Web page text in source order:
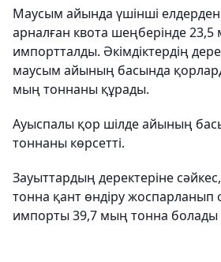
Маусым айында үшінші
арналған квота шеңберінде
импортталды. Әкімдіктердің
маусым айының басында
мың тоннаны құрады.
Ауыспалы қор шілде айының
тоннаны көрсетті.
Зауыттардың деректеріне
тонна қант өндіру
импорты 39,7 мың тонна болады